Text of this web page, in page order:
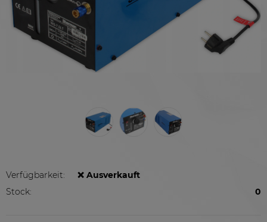
Verfügbarkeit:
❌ Ausverkauft
Stock:
0